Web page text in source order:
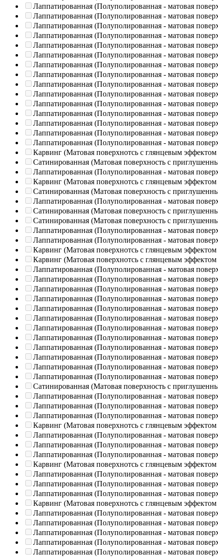
Лаппатированная (Полуполированная - матовая
Лаппатированная (Полуполированная - матовая
Лаппатированная (Полуполированная - матовая
Лаппатированная (Полуполированная - матовая
Лаппатированная (Полуполированная - матовая
Лаппатированная (Полуполированная - матовая
Лаппатированная (Полуполированная - матовая
Лаппатированная (Полуполированная - матовая
Лаппатированная (Полуполированная - матовая
Лаппатированная (Полуполированная - матовая
Лаппатированная (Полуполированная - матовая
Лаппатированная (Полуполированная - матовая
Лаппатированная (Полуполированная - матовая
Лаппатированная (Полуполированная - матовая
Лаппатированная (Полуполированная - матовая
Карвинг (Матовая поверхнотсь с глянцевым эффектом
Сатинированная (Матовая поверхность с
Лаппатированная (Полуполированная - матовая
Карвинг (Матовая поверхнотсь с глянцевым эффектом
Сатинированная (Матовая поверхность с
Лаппатированная (Полуполированная - матовая
Сатинированная (Матовая поверхность с
Сатинированная (Матовая поверхность с
Лаппатированная (Полуполированная - матовая
Лаппатированная (Полуполированная - матовая
Карвинг (Матовая поверхнотсь с глянцевым эффектом
Карвинг (Матовая поверхнотсь с глянцевым эффектом
Лаппатированная (Полуполированная - матовая
Лаппатированная (Полуполированная - матовая
Лаппатированная (Полуполированная - матовая
Лаппатированная (Полуполированная - матовая
Лаппатированная (Полуполированная - матовая
Лаппатированная (Полуполированная - матовая
Лаппатированная (Полуполированная - матовая
Лаппатированная (Полуполированная - матовая
Лаппатированная (Полуполированная - матовая
Лаппатированная (Полуполированная - матовая
Лаппатированная (Полуполированная - матовая
Лаппатированная (Полуполированная - матовая
Сатинированная (Матовая поверхность с
Лаппатированная (Полуполированная - матовая
Лаппатированная (Полуполированная - матовая
Лаппатированная (Полуполированная - матовая
Карвинг (Матовая поверхнотсь с глянцевым эффектом
Лаппатированная (Полуполированная - матовая
Лаппатированная (Полуполированная - матовая
Лаппатированная (Полуполированная - матовая
Карвинг (Матовая поверхнотсь с глянцевым эффектом
Лаппатированная (Полуполированная - матовая
Лаппатированная (Полуполированная - матовая
Лаппатированная (Полуполированная - матовая
Карвинг (Матовая поверхнотсь с глянцевым эффектом
Лаппатированная (Полуполированная - матовая
Лаппатированная (Полуполированная - матовая
Лаппатированная (Полуполированная - матовая
Лаппатированная (Полуполированная - матовая
Лаппатированная (Полуполированная - матовая